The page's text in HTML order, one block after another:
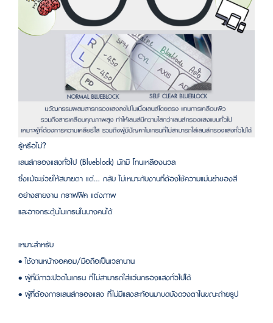
รู้หรือไม่?
เลนส์กรองแสงทั่วไป (Blueblock) มักมี โทนเหลืองนวล
ซึ่งแม้จะช่วยให้สบายตา แต่… กลับ ไม่เหมาะกับงานที่ต้องใช้ความแม่นยำของสี
อย่างสายงาน กราฟฟิค แต่งภาพ
และอาจกระตุ้นไมเกรนในบางคนได้
เหมาะสำหรับ
• ใช้งานหน้าจอคอม/มือถือเป็นเวลานาน
• ผู้ที่มีภาวะปวดไมเกรน ที่ไม่สามารถใส่แว่นกรองแสงทั่วไปได้
• ผู้ที่ต้องการเลนส์กรองแสง ที่ไม่มีแสงสะท้อนมาบดบังดวงตาในขณะถ่ายรูป